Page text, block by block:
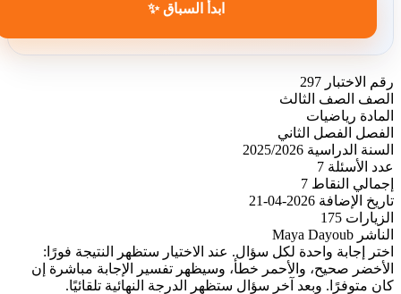
ابدأ السباق ✨
رقم الاختبار 297
الصف
الصف الثالث
المادة رياضيات
الفصل
الفصل الثاني
السنة الدراسية 2025/2026
عدد الأسئلة 7
إجمالي النقاط 7
تاريخ الإضافة 2026-04-21
الزيارات 175
الناشر Maya Dayoub
اختر إجابة واحدة لكل سؤال. عند الاختيار ستظهر النتيجة فورًا:
الأخضر صحيح، والأحمر خطأ، وسيظهر تفسير الإجابة مباشرة إن
كان متوفرًا. وبعد آخر سؤال ستظهر الدرجة النهائية تلقائيًا.